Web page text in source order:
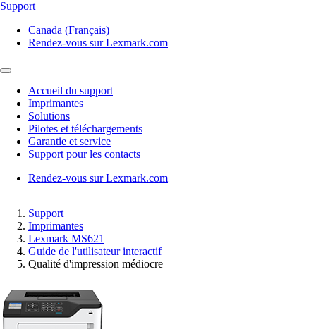
Support
Canada (Français)
Rendez-vous sur Lexmark.com
Accueil du support
Imprimantes
Solutions
Pilotes et téléchargements
Garantie et service
Support pour les contacts
Rendez-vous sur Lexmark.com
Support
Imprimantes
Lexmark MS621
Guide de l'utilisateur interactif
Qualité d'impression médiocre